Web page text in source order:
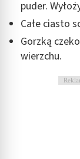
puder.
Całe ciasto
Gorzką
wierzchu.